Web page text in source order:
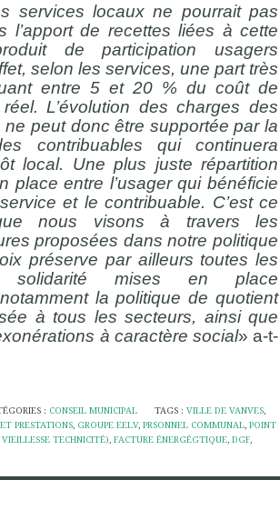
services locaux ne pourrait pas
l’apport de recettes liées à cette
de participation usagers
selon les services, une part très
entre 5 et 20 % du coût de
L’évolution des charges des
peut donc être supportée par la
contribuables qui continuera
local. Une plus juste répartition
place entre l’usager qui bénéficie
et le contribuable. C’est ce
nous visons à travers les
proposées dans notre politique
préserve par ailleurs toutes les
solidarité mises en place
la politique de quotient
à tous les secteurs, ainsi que
à caractère social» a-t-
: CONSEIL MUNICIPAL TAGS :VILLE DE VANVES,
PRESTATIONS, GROUPE EELV, PRSONNEL COMMUNAL, POINT
TECHNICITÉ), FACTURE ÉNERGÉGTIQUE, DGF,